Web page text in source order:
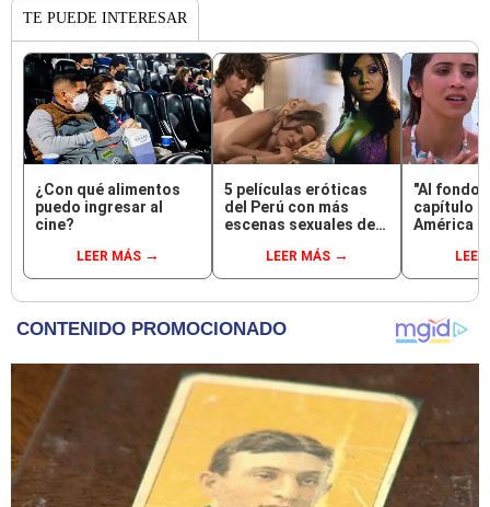
TE PUEDE INTERESAR
¿Con qué alimentos
puedo ingresar al
cine?
LEER MÁS
5 películas eróticas
del Perú con más
escenas sexuales de
actrices aparecen?
LEER MÁS
"Al fondo
capítulo
América
[GUÍA